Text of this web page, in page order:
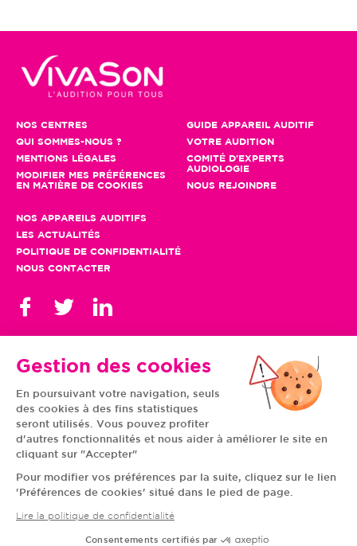
Gestion des cookies
En poursuivant votre navigation, seuls
des cookies à des fins statistiques
seront utilisés. Vous pouvez profiter
d'autres fonctionnalités et nous aider à améliorer le site en
cliquant sur "Accepter"
Pour modifier vos préférences par la suite, cliquez sur le lien
'Préférences de cookies' situé dans le pied de page.
Lire la politique de confidentialité
Consentements certifiés par
NOS CENTRES
QUI SOMMES-NOUS ?
MENTIONS LÉGALES
MODIFIER MES PRÉFÉRENCES
EN MATIÈRE DE COOKIES
GUIDE APPAREIL AUDITIF
VOTRE AUDITION
COMITÉ D'EXPERTS
AUDIOLOGIE
NOUS REJOINDRE
NOS APPAREILS AUDITIFS
LES ACTUALITÉS
POLITIQUE DE CONFIDENTIALITÉ
NOUS CONTACTER
TOUS NOS CENTRES
AUVERGNE-RHÔNE-
ALPES
FRANCHE-COMTÉ
BRETAGNE
CENTRE-VAL DE LOIRE
GRAND EST
ÎLE-DE-FRANCE
NORMANDIE
PAYS DE LA LOIRE
PROVENCE-ALPES-
CÔTE D'AZUR